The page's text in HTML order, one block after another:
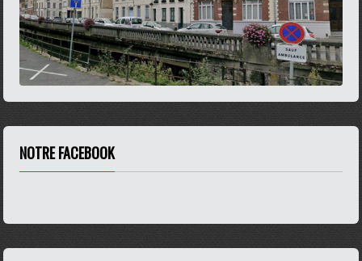
NOTRE FACEBOOK